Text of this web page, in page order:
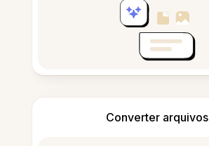
Converter arquivos